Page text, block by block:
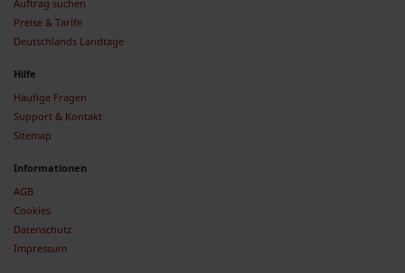
Auftrag suchen
Preise & Tarife
Deutschlands Landtage
Hilfe
Häufige Fragen
Support & Kontakt
Sitemap
Informationen
AGB
Cookies
Datenschutz
Impressum